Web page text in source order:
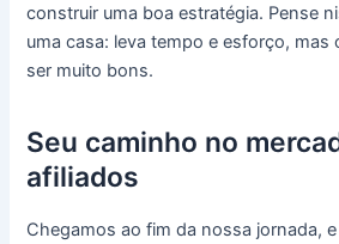
construir uma boa estratégia. Pense
uma casa: leva tempo e esforço, mas
ser muito bons.
Seu caminho no
afiliados
Chegamos ao fim da nossa jornada,